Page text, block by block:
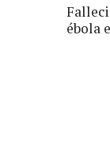
ébola